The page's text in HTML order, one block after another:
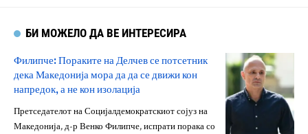
БИ МОЖЕЛО ДА ВЕ ИНТЕРЕСИРА
Филипче: Пораките на Делчев се потсетник
дека Македонија мора да да се движи кон
напредок, а не кон изолација
Претседателот на Социјалдемократскиот сојуз на
Македонија, д-р Венко Филипче, испрати порака со